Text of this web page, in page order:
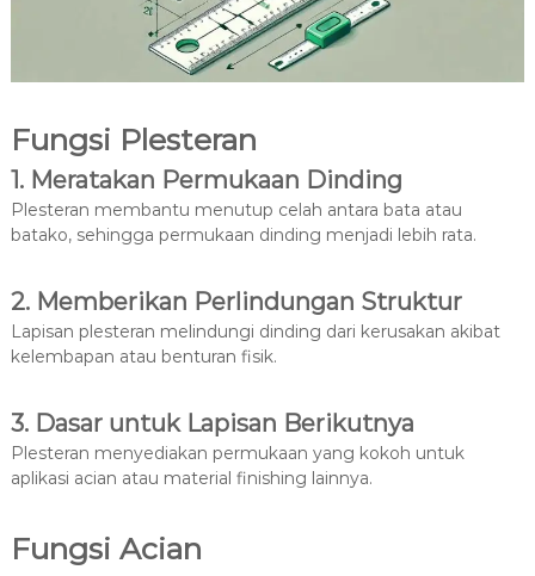
Fungsi Plesteran
1. Meratakan Permukaan Dinding
Plesteran membantu menutup celah antara bata atau
batako, sehingga permukaan dinding menjadi lebih rata.
2. Memberikan Perlindungan Struktur
Lapisan plesteran melindungi dinding dari kerusakan akibat
kelembapan atau benturan fisik.
3. Dasar untuk Lapisan Berikutnya
Plesteran menyediakan permukaan yang kokoh untuk
aplikasi acian atau material finishing lainnya.
Fungsi Acian